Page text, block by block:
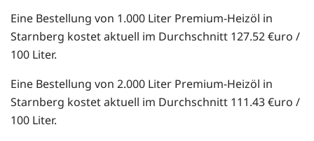
Eine Bestellung von 1.000 Liter Premium-Heizöl in
Starnberg kostet aktuell im Durchschnitt 127.52 €uro /
100 Liter.
Eine Bestellung von 2.000 Liter Premium-Heizöl in
Starnberg kostet aktuell im Durchschnitt 111.43 €uro /
100 Liter.